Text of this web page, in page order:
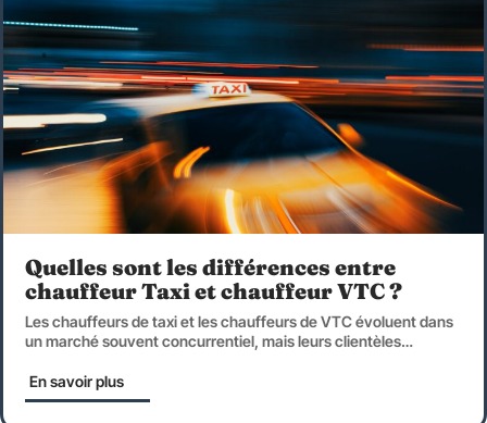
Quelles sont les différences entre
chauffeur Taxi et chauffeur VTC ?
Les chauffeurs de taxi et les chauffeurs de VTC évoluent dans
un marché souvent concurrentiel, mais leurs clientèles…
En savoir plus